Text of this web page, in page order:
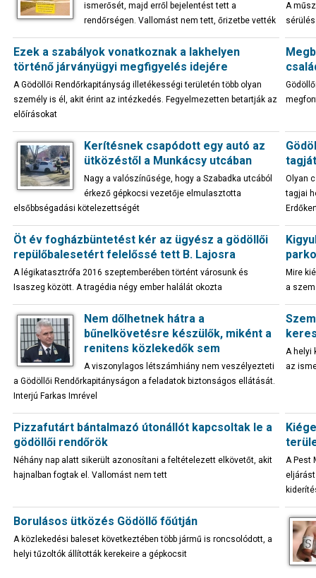
ismerősét, majd erről bejelentést tett a
rendőrségen. Vallomást nem tett, őrizetbe vették
A
Ezek a szabályok vonatkoznak a lakhelyen
történő járványügyi megfigyelés idejére
A Gödöllői Rendőrkapitányság illetékességi területén több olyan
személy is él, akit érint az intézkedés. Fegyelmezetten betartják az
előírásokat
Kerítésnek csapódott egy autó az
ütközéstől a Munkácsy utcában
Nagy a valószínűsége, hogy a Szabadka utcából
érkező gépkocsi vezetője elmulasztotta
elsőbbségadási kötelezettségét
tagját
Olyan
tagjai
Öt év fogházbüntetést kér az ügyész a gödöllői
repülőbalesetért felelőssé tett B. Lajosra
A légikatasztrófa 2016 szeptemberében történt városunk és
Isaszeg között. A tragédia négy ember halálát okozta
Mire
a
Nem dőlhetnek hátra a
bűnelkövetésre készülők, miként a
renitens közlekedők sem
A viszonylagos létszámhiány nem veszélyezteti
a Gödöllői Rendőrkapitányságon a feladatok biztonságos ellátását.
Interjú Farkas Imrével
A helyi
az
Pizzafutárt bántalmazó útonállót kapcsoltak le a
gödöllői rendőrök
Néhány nap alatt sikerült azonosítani a feltételezett elkövetőt, akit
hajnalban fogtak el. Vallomást nem tett
A Pest
Borulásos ütközés Gödöllő főútján
A közlekedési baleset következtében több jármű is roncsolódott, a
helyi tűzoltók állították kerekeire a gépkocsit